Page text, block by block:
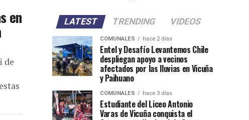
en
de
LATEST TRENDING VIDEOS
COMUNALES hace 2 días
Entel y Desafío Levantemos Chile
despliegan apoyo a vecinos
afectados por las lluvias en Vicuña
y Paihuano
COMUNALES hace 3 días
Estudiante del Liceo Antonio
Varas de Vicuña conquista el